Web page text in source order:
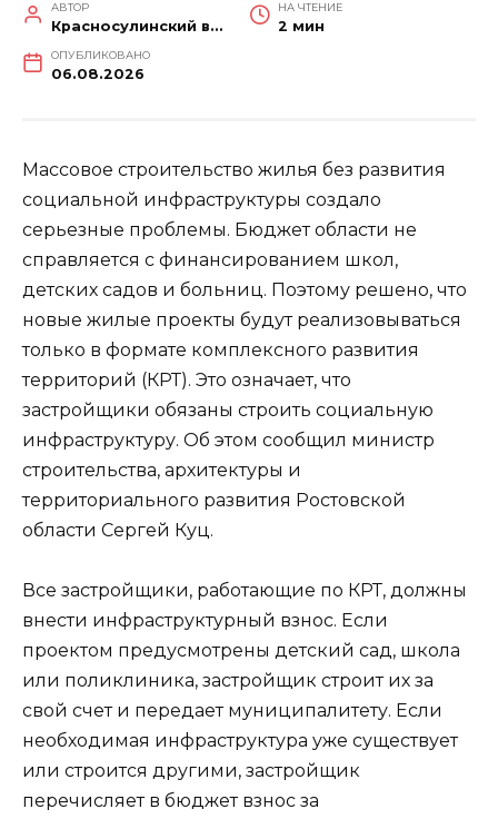
АВТОР
Красносулинский вестник
НА ЧТЕНИЕ
2 мин
ОПУБЛИКОВАНО
06.08.2026
Массовое строительство жилья без развития
социальной инфраструктуры создало
серьезные проблемы. Бюджет области не
справляется с финансированием школ,
детских садов и больниц. Поэтому решено, что
новые жилые проекты будут реализовываться
только в формате комплексного развития
территорий (КРТ). Это означает, что
застройщики обязаны строить социальную
инфраструктуру. Об этом сообщил министр
строительства, архитектуры и
территориального развития Ростовской
области Сергей Куц.
Все застройщики, работающие по КРТ, должны
внести инфраструктурный взнос. Если
проектом предусмотрены детский сад, школа
или поликлиника, застройщик строит их за
свой счет и передает муниципалитету. Если
необходимая инфраструктура уже существует
или строится другими, застройщик
перечисляет в бюджет взнос за